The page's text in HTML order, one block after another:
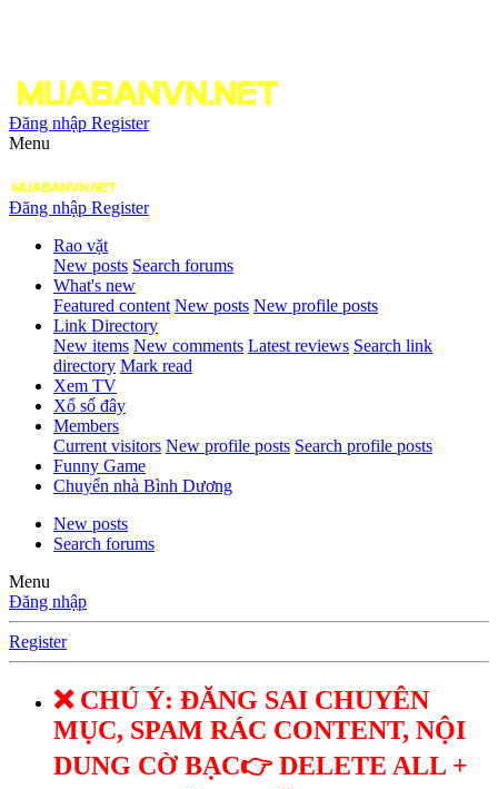
Đăng nhập Register
Menu
Đăng nhập Register
Rao vặt
New posts Search forums
What's new
Featured content New posts New profile posts
Link Directory
New items New comments Latest reviews Search link
directory Mark read
Xem TV
Xổ số đây
Members
Current visitors New profile posts Search profile posts
Funny Game
Chuyển nhà Bình Dương
New posts
Search forums
Menu
Đăng nhập
Register
❌ CHÚ Ý: ĐĂNG SAI CHUYÊN
MỤC, SPAM RÁC CONTENT, NỘI
DUNG CỜ BẠC👉 DELETE ALL +